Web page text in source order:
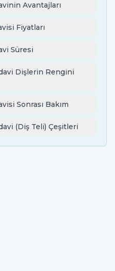
Avantajları
Fiyatları
Süresi
Dişlerin Rengini
Sonrası Bakım
(Diş Teli) Çeşitleri